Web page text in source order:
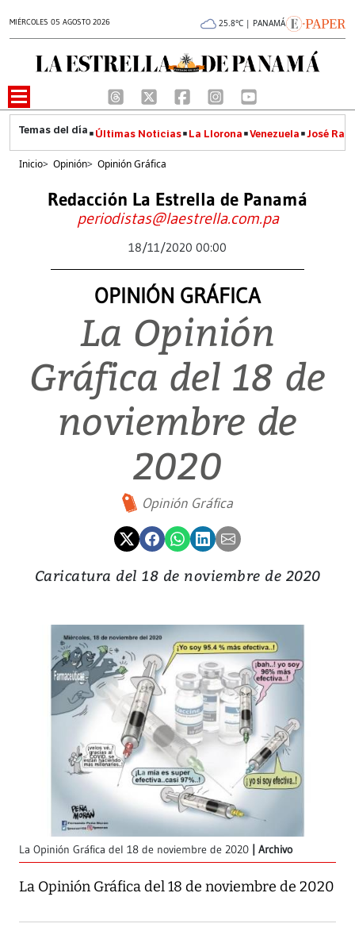
MIÉRCOLES 05 AGOSTO 2026 25.8°C | PANAMÁ
Últimas Noticias La Llorona Venezuela José
Inicio> Opinión> Opinión Gráfica
Redacción La Estrella de Panamá
periodistas@laestrella.com.pa
18/11/2020 00:00
OPINIÓN GRÁFICA
La Opinión
Gráfica del 18 de
noviembre de
2020
Opinión Gráfica
Caricatura del 18 de noviembre de 2020
La Opinión Gráfica del 18 de noviembre de 2020 Archivo
La Opinión Gráfica del 18 de noviembre de 2020